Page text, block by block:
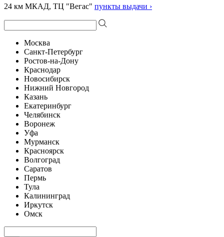
24 км МКАД, ТЦ "Вегас" пункты выдачи ›
Москва
Санкт-Петербург
Ростов-на-Дону
Краснодар
Новосибирск
Нижний Новгород
Казань
Екатеринбург
Челябинск
Воронеж
Уфа
Мурманск
Красноярск
Волгоград
Саратов
Пермь
Тула
Калининград
Иркутск
Омск